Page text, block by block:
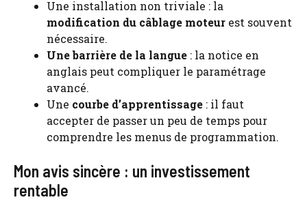
Une installation non triviale : la
modification du câblage moteur est souvent
nécessaire.
Une barrière de la langue : la notice en
anglais peut compliquer le paramétrage
avancé.
Une courbe d’apprentissage : il faut
accepter de passer un peu de temps pour
comprendre les menus de programmation.
Mon avis sincère : un investissement
rentable